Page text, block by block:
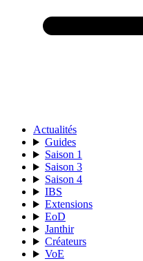
Actualités
Guides
Saison 1
Saison 3
Saison 4
IBS
Extensions
EoD
Janthir
Créateurs
VoE